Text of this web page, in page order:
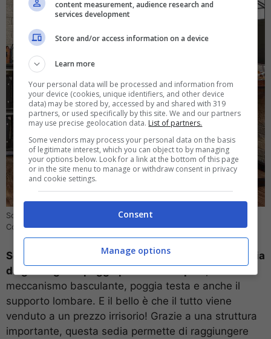
Songmics, come scegliere la migliore sedia da gaming (Amazon)
Computer-Idea.it
Songmics è un modello molto confortevole di sedia
da gaming con poggiapiedi telescopico
meccanismo basculante, poggia testa e anche il
supporto lombare. E il bello è che il tutto viene
venduto a un prezzo irrisorio! Grazie a una struttura
importante, questa sedia permette di raggiungere
content measurement, audience research and
services development
Store and/or access information on a device
Learn more
Your personal data will be processed and information from
your device (cookies, unique identifiers, and other device
data) may be stored by, accessed by and shared with 319
partners, or used specifically by this site. We and our partners
may use precise geolocation data. List of partners.
Some vendors may process your personal data on the basis
of legitimate interest, which you can object to by managing
your options below. Look for a link at the bottom of this page
or in the site menu to manage or withdraw consent in privacy
and cookie settings.
Consent
Manage options